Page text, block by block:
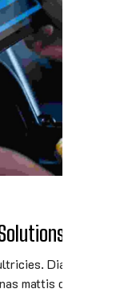
Diam
mattis dapibus